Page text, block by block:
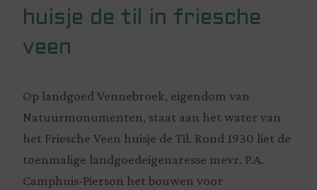
huisje de til in friesche
veen
Op landgoed Vennebroek, eigendom van
Natuurmonumenten, staat aan het water van
het Friesche Veen huisje de Til. Rond 1930 liet de
toenmalige landgoedeigenaresse mevr. P.A.
Camphuis-Pierson het bouwen voor